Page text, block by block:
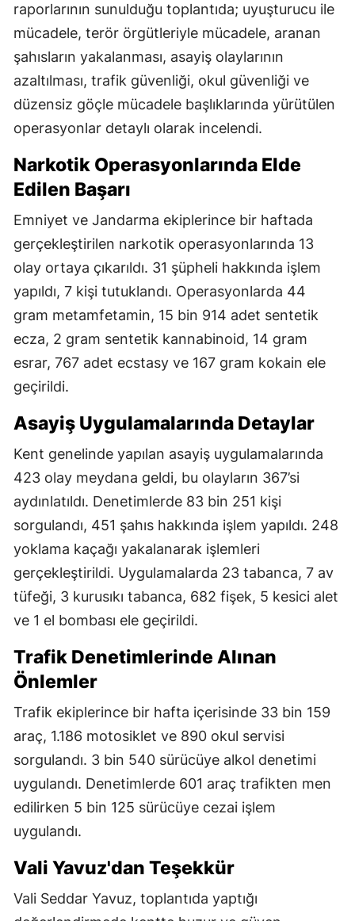
raporlarının sunulduğu toplantıda; uyuşturucu ile
mücadele, terör örgütleriyle mücadele, aranan
şahısların yakalanması, asayiş olaylarının
azaltılması, trafik güvenliği, okul güvenliği ve
düzensiz göçle mücadele başlıklarında yürütülen
operasyonlar detaylı olarak incelendi.
Narkotik Operasyonlarında Elde
Edilen Başarı
Emniyet ve Jandarma ekiplerince bir haftada
gerçekleştirilen narkotik operasyonlarında 13
olay ortaya çıkarıldı. 31 şüpheli hakkında işlem
yapıldı, 7 kişi tutuklandı. Operasyonlarda 44
gram metamfetamin, 15 bin 914 adet sentetik
ecza, 2 gram sentetik kannabinoid, 14 gram
esrar, 767 adet ecstasy ve 167 gram kokain ele
geçirildi.
Asayiş Uygulamalarında Detaylar
Kent genelinde yapılan asayiş uygulamalarında
423 olay meydana geldi, bu olayların 367’si
aydınlatıldı. Denetimlerde 83 bin 251 kişi
sorgulandı, 451 şahıs hakkında işlem yapıldı. 248
yoklama kaçağı yakalanarak işlemleri
gerçekleştirildi. Uygulamalarda 23 tabanca, 7 av
tüfeği, 3 kurusıkı tabanca, 682 fişek, 5 kesici alet
ve 1 el bombası ele geçirildi.
Trafik Denetimlerinde Alınan
Önlemler
Trafik ekiplerince bir hafta içerisinde 33 bin 159
araç, 1.186 motosiklet ve 890 okul servisi
sorgulandı. 3 bin 540 sürücüye alkol denetimi
uygulandı. Denetimlerde 601 araç trafikten men
edilirken 5 bin 125 sürücüye cezai işlem
uygulandı.
Vali Yavuz'dan Teşekkür
Vali Seddar Yavuz, toplantıda yaptığı